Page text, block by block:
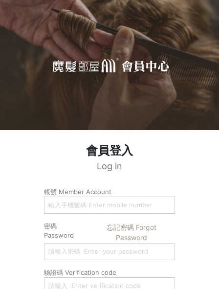
會員登入
Log in
帳號 Member Account
密碼
Password
忘記密碼 Forgot
Password
驗證碼 Verification code